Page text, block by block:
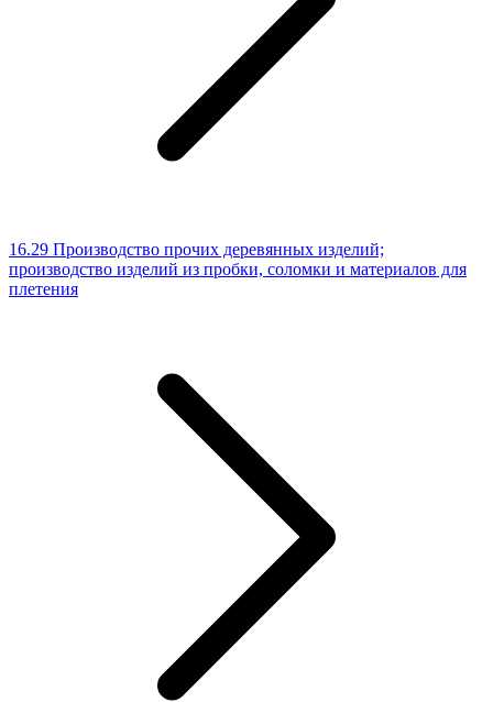
16.29 Производство прочих деревянных изделий;
производство изделий из пробки, соломки и материалов для
плетения